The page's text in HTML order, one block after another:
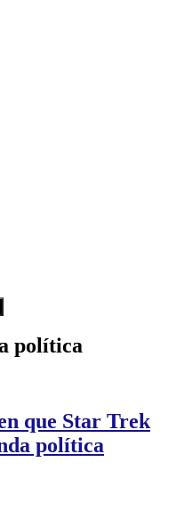
política
que Star Trek
política